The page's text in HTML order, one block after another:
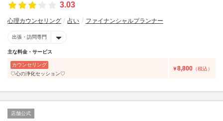
3.03
心理カウンセリング 占い ファイナンシャルプランナー
出張・訪問専門
主な料金・サービス
カウンセリング
♡心の浄化セッション♡
￥8,800 （税込）
店舗公式